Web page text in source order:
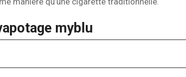
myblu